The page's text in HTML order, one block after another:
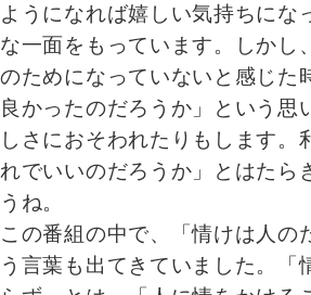
ようになれば嬉しい気持ちにな
な一面をもっています。しかし
のためになっていないと感じた
良かったのだろうか」という思
しさにおそわれたりもします。
れでいいのだろうか」とはたら
うね。
この番組の中で、「情けは人の
う言葉も出てきていました。「